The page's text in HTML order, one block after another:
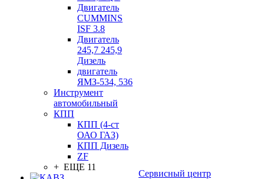
Двигатель
CUMMINS
ISF 3.8
Двигатель
245,7 245,9
Дизель
двигатель
ЯМЗ-534, 536
Инструмент
автомобильный
КПП
КПП (4-ст
ОАО ГАЗ)
КПП Дизель
ZF
+ ЕЩЕ 11
Сервисный центр